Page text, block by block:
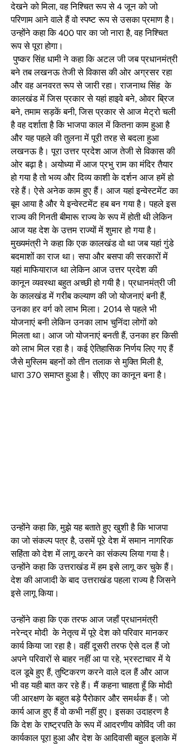
देखने को मिला, वह निश्चित रूप से 4 जून को जो
परिणाम आने वाले हैं वो स्पष्ट रूप से उसका प्रमाण है।
उन्होंने कहा कि 400 पार का जो नारा है, वह निश्चित
रूप से पूरा होगा।
पुष्कर सिंह धामी ने कहा कि अटल जी जब प्रधानमंत्री
बने तब लखनऊ तेजी से विकास की ओर अग्रसर रहा
और वह अनवरत रूप से जारी रहा। राजनाथ सिंह  के
कालखंड में जिस प्रकार से यहां हाइवे बने, ओवर ब्रिज
बने, तमाम सड़कें बनी, जिस प्रकार से आज मेट्रो चली
है वह दर्शाता है कि भाजपा काल में कितना काम हुआ है
और यह पहले की तुलना में पूरी तरह से बदला हुआ
लखनऊ है। पूरा उत्तर प्रदेश आज तेजी से विकास की
ओर बढ़ा है। अयोध्या में आज प्रभु राम का मंदिर तैयार
हो गया है तो भव्य और दिव्य काशी के दर्शन आज हमें हो
रहे हैं। ऐसे अनेक काम हुए हैं। आज यहां इन्वेस्टमेंट का
बूम आया है और ये इन्वेस्टमेंट हब बन गया है। पहले इस
राज्य की गिनती बीमारू राज्य के रूप में होती थी लेकिन
आज यह देश के उत्तम राज्यों में शुमार हो गया है।
मुख्यमंत्री ने कहा कि एक कालखंड वो था जब यहां गुंडे
बदमाशों का राज था। सपा और बसपा की सरकारों में
यहां माफियाराज था लेकिन आज उत्तर प्रदेश की
कानून व्यवस्था बहुत अच्छी हो गयी है। प्रधानमंत्री जी
के कालखंड में गरीब कल्याण की जो योजनाएं बनी हैं,
उनका हर वर्ग को लाभ मिला। 2014 से पहले भी
योजनाएं बनी लेकिन उनका लाभ चुनिंदा लोगों को
मिलता था। आज जो योजनाएं बनती हैं, उनका हर किसी
को लाभ मिल रहा है। कई ऐतिहासिक निर्णय लिए गए हैं
जैसे मुस्लिम बहनों को तीन तलाक से मुक्ति मिली है,
धारा 370 समाप्त हुआ है। सीएए का कानून बना है।
उन्होंने कहा कि, मुझे यह बताते हुए खुशी है कि भाजपा
का जो संकल्प पत्र है, उसमें पूरे देश में समान नागरिक
सहिंता को देश में लागू करने का संकल्प लिया गया है।
उन्होंने कहा कि उत्तराखंड में हम इसे लागू कर चुके हैं।
देश की आजादी के बाद उत्तराखंड पहला राज्य है जिसने
इसे लागू किया।
उन्होंने कहा कि एक तरफ आज जहाँ प्रधानमंत्री
नरेन्द्र मोदी  के नेतृत्व में पूरे देश को परिवार मानकर
कार्य किया जा रहा है। वहीं दूसरी तरफ ऐसे दल हैं जो
अपने परिवारों से बाहर नहीं आ पा रहे, भ्रस्टाचार में ये
दल डूबे हुए हैं, तुष्टिकरण करने वाले दल हैं और आज
भी वह यही बात कर रहे हैं। मैं कहना चाहता हूँ कि मोदी
जी आरक्षण के बहुत बड़े पैरोकार और समर्थक हैं। जो
कार्य आज हुए हैं वो कभी नहीं हुए। इसका उदाहरण है
कि देश के राष्ट्रपति के रूप में आदरणीय कोविंद जी का
कार्यकाल पूरा हुआ और देश के आदिवासी बहुल इलाके में